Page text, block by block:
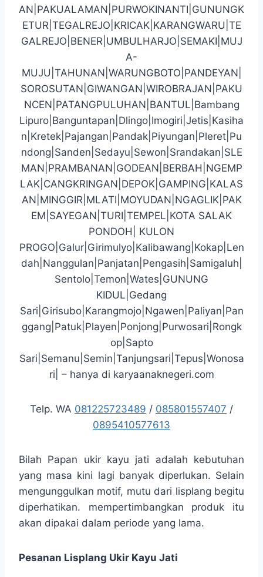
AN|PAKUALAMAN|PURWOKINANTI|GUNUNGK
ETUR|TEGALREJO|KRICAK|KARANGWARU|TE
GALREJO|BENER|UMBULHARJO|SEMAKI|MUJ
A-
MUJU|TAHUNAN|WARUNGBOTO|PANDEYAN|
SOROSUTAN|GIWANGAN|WIROBRAJAN|PAKU
NCEN|PATANGPULUHAN|BANTUL|Bambang
Lipuro|Banguntapan|Dlingo|Imogiri|Jetis|Kasiha
n|Kretek|Pajangan|Pandak|Piyungan|Pleret|Pu
ndong|Sanden|Sedayu|Sewon|Srandakan|SLE
MAN|PRAMBANAN|GODEAN|BERBAH|NGEMP
LAK|CANGKRINGAN|DEPOK|GAMPING|KALAS
AN|MINGGIR|MLATI|MOYUDAN|NGAGLIK|PAK
EM|SAYEGAN|TURI|TEMPEL|KOTA SALAK
PONDOH| KULON
PROGO|Galur|Girimulyo|Kalibawang|Kokap|Len
dah|Nanggulan|Panjatan|Pengasih|Samigaluh|
Sentolo|Temon|Wates|GUNUNG
KIDUL|Gedang
Sari|Girisubo|Karangmojo|Ngawen|Paliyan|Pan
ggang|Patuk|Playen|Ponjong|Purwosari|Rongk
op|Sapto
Sari|Semanu|Semin|Tanjungsari|Tepus|Wonosa
ri| – hanya di karyaanaknegeri.com
Telp. WA 081225723489 / 085801557407 /
0895410577613
Bilah Papan ukir kayu jati adalah kebutuhan
yang masa kini lagi banyak diperlukan. Selain
mengunggulkan motif, mutu dari lisplang begitu
diperhatikan. mempertimbangkan produk itu
akan dipakai dalam periode yang lama.
Pesanan Lisplang Ukir Kayu Jati